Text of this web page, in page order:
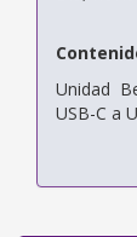
Unidad
USB-C a